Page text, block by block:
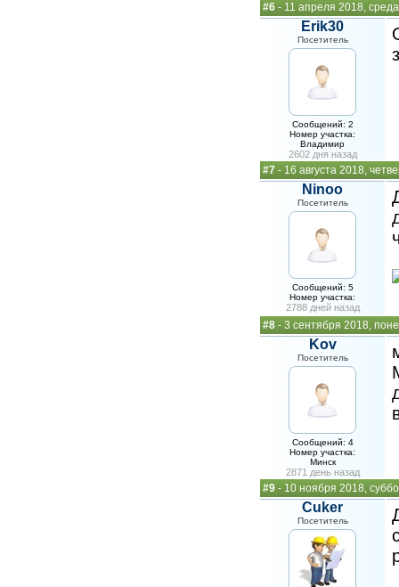
#6 - 11 апреля 2018, среда
Erik30
Посетитель
Сообщений: 2
Номер участка:
Владимир
2602 дня назад
#7 - 16 августа 2018,
Ninoo
Посетитель
Сообщений: 5
Номер участка:
2788 дней назад
#8 - 3 сентября 2018,
Kov
Посетитель
Сообщений: 4
Номер участка:
Минск
2871 день назад
#9 - 10 ноября 2018,
Cuker
Посетитель